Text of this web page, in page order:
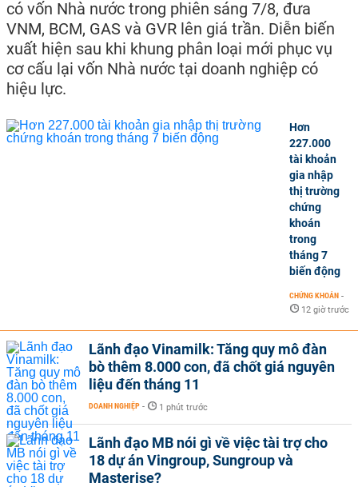
có vốn Nhà nước trong phiên sáng 7/8, đưa
VNM, BCM, GAS và GVR lên giá trần. Diễn biến
xuất hiện sau khi khung phân loại mới phục vụ
cơ cấu lại vốn Nhà nước tại doanh nghiệp có
hiệu lực.
Hơn
227.000
tài khoản
gia nhập
thị trường
chứng
khoán
trong
tháng 7
biến động
CHỨNG KHOÁN -
12 giờ trước
Lãnh đạo Vinamilk: Tăng quy mô đàn
bò thêm 8.000 con, đã chốt giá nguyên
liệu đến tháng 11
DOANH NGHIỆP - 1 phút trước
Lãnh đạo MB nói gì về việc tài trợ cho
18 dự án Vingroup, Sungroup và
Masterise?